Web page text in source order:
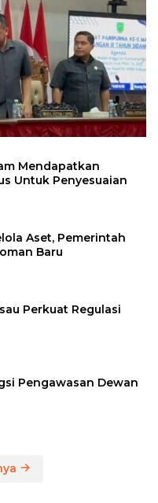
Mendapatkan
Untuk Penyesuaian
Aset, Pemerintah
Baru
Perkuat Regulasi
Pengawasan Dewan